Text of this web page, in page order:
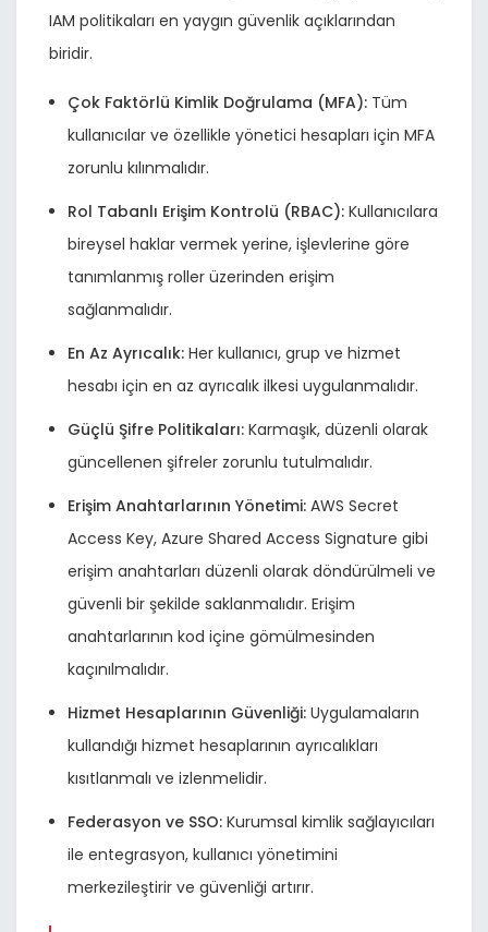
IAM politikaları en yaygın güvenlik açıklarından
biridir.
Çok Faktörlü Kimlik Doğrulama (MFA): Tüm
kullanıcılar ve özellikle yönetici hesapları için MFA
zorunlu kılınmalıdır.
Rol Tabanlı Erişim Kontrolü (RBAC): Kullanıcılara
bireysel haklar vermek yerine, işlevlerine göre
tanımlanmış roller üzerinden erişim
sağlanmalıdır.
En Az Ayrıcalık: Her kullanıcı, grup ve hizmet
hesabı için en az ayrıcalık ilkesi uygulanmalıdır.
Güçlü Şifre Politikaları: Karmaşık, düzenli olarak
güncellenen şifreler zorunlu tutulmalıdır.
Erişim Anahtarlarının Yönetimi: AWS Secret
Access Key, Azure Shared Access Signature gibi
erişim anahtarları düzenli olarak döndürülmeli ve
güvenli bir şekilde saklanmalıdır. Erişim
anahtarlarının kod içine gömülmesinden
kaçınılmalıdır.
Hizmet Hesaplarının Güvenliği: Uygulamaların
kullandığı hizmet hesaplarının ayrıcalıkları
kısıtlanmalı ve izlenmelidir.
Federasyon ve SSO: Kurumsal kimlik sağlayıcıları
ile entegrasyon, kullanıcı yönetimini
merkezileştirir ve güvenliği artırır.